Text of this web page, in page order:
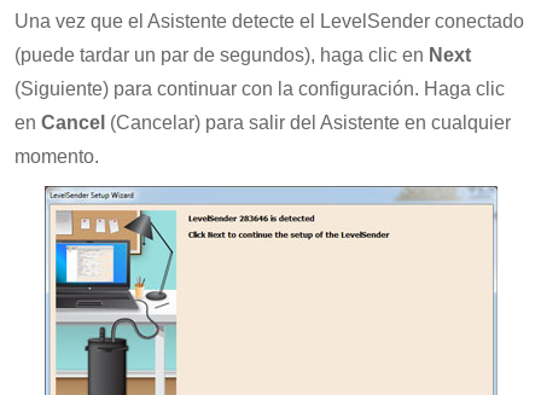
Una vez que el Asistente detecte el LevelSender conectado
(puede tardar un par de segundos), haga clic en Next
(Siguiente) para continuar con la configuración. Haga clic
en Cancel (Cancelar) para salir del Asistente en cualquier
momento.